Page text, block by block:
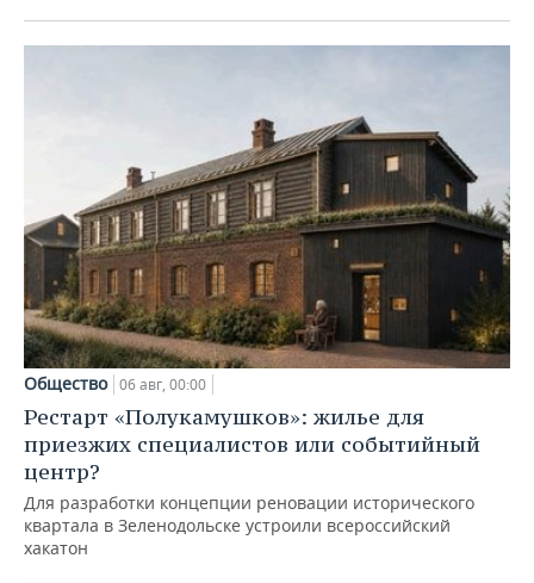
Общество 06 авг, 00:00
Рестарт «Полукамушков»: жилье для
приезжих специалистов или событийный
центр?
Для разработки концепции реновации исторического
квартала в Зеленодольске устроили всероссийский
хакатон